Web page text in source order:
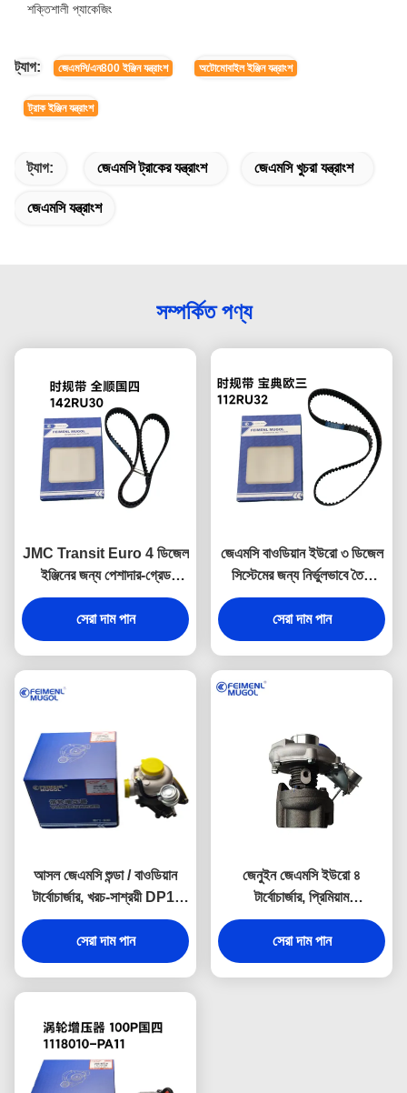
শক্তিশালী প্যাকেজিং
ট্যাগ: জেএমসি/এন800 ইঞ্জিন যন্ত্রাংশ অটোমোবাইল ইঞ্জিন যন্ত্রাংশ
ট্রাক ইঞ্জিন যন্ত্রাংশ
ট্যাগ: জেএমসি ট্রাকের যন্ত্রাংশ জেএমসি খুচরা যন্ত্রাংশ
জেএমসি যন্ত্রাংশ
সম্পর্কিত পণ্য
JMC Transit Euro 4 ডিজেল
ইঞ্জিনের জন্য পেশাদার-গ্রেড
1006060TARE1 OEM
টাইমিং বেল্ট 142T, স্থিতিশীল
টাইমিং নিয়ন্ত্রণ এবং সর্বোত্তম ইঞ্জিন
সেরা দাম পান
জেএমসি বাওডিয়ান ইউরো ৩ ডিজেল
সিস্টেমের জন্য নির্ভুলভাবে তৈরি
১০06060CAT OEM টাইমিং
বেল্ট ১১২RU৩২, যা মসৃণ, শান্ত
এবং নির্ভরযোগ্য পারফরম্যান্স সরবরাহ
সেরা দাম পান
আসল জেএমসি শুন্ডা / বাওডিয়ান
টার্বোচার্জার, খরচ-সাশ্রয়ী DP1-
6K682-BA ওএম ইঞ্জিন উপাদান
যা দীর্ঘমেয়াদী নির্ভরযোগ্যতা প্রদানের
জন্য ডিজাইন করা হয়েছে
সেরা দাম পান
জেনুইন জেএমসি ইউরো ৪
টার্বোচার্জার, প্রিমিয়াম
বিসি১-৬কে৬৮২-এএ ই এম ইঞ্জিন
কম্পোনেন্ট দীর্ঘমেয়াদী নির্ভরযোগ্যতা
প্রদানের জন্য ডিজাইন করা
সেরা দাম পান